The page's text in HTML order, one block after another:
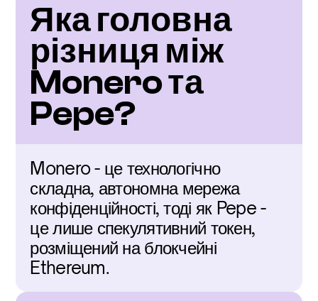
Яка головна
різниця між
Monero та
Pepe?
Monero - це технологічно
складна, автономна мережа
конфіденційності, тоді як Pepe -
це лише спекулятивний токен,
розміщений на блокчейні
Ethereum.